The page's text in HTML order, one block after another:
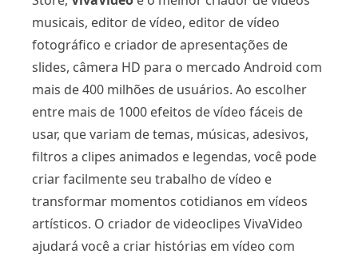
musicais, editor de vídeo, editor de vídeo
fotográfico e criador de apresentações de
slides, câmera HD para o mercado Android com
mais de 400 milhões de usuários. Ao escolher
entre mais de 1000 efeitos de vídeo fáceis de
usar, que variam de temas, músicas, adesivos,
filtros a clipes animados e legendas, você pode
criar facilmente seu trabalho de vídeo e
transformar momentos cotidianos em vídeos
artísticos. O criador de videoclipes VivaVideo
ajudará você a criar histórias em vídeo com